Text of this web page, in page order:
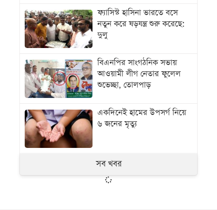
ফ্যাসিস্ট হাসিনা ভারতে বসে
নতুন করে ষড়যন্ত্র শুরু করেছে:
দুলু
বিএনপির সাংগঠনিক সভায়
আওয়ামী লীগ নেতার ফুলেল
শুভেচ্ছা, তোলপাড়
একদিনেই হামের উপসর্গ নিয়ে
৬ জনের মৃত্যু
সব খবর